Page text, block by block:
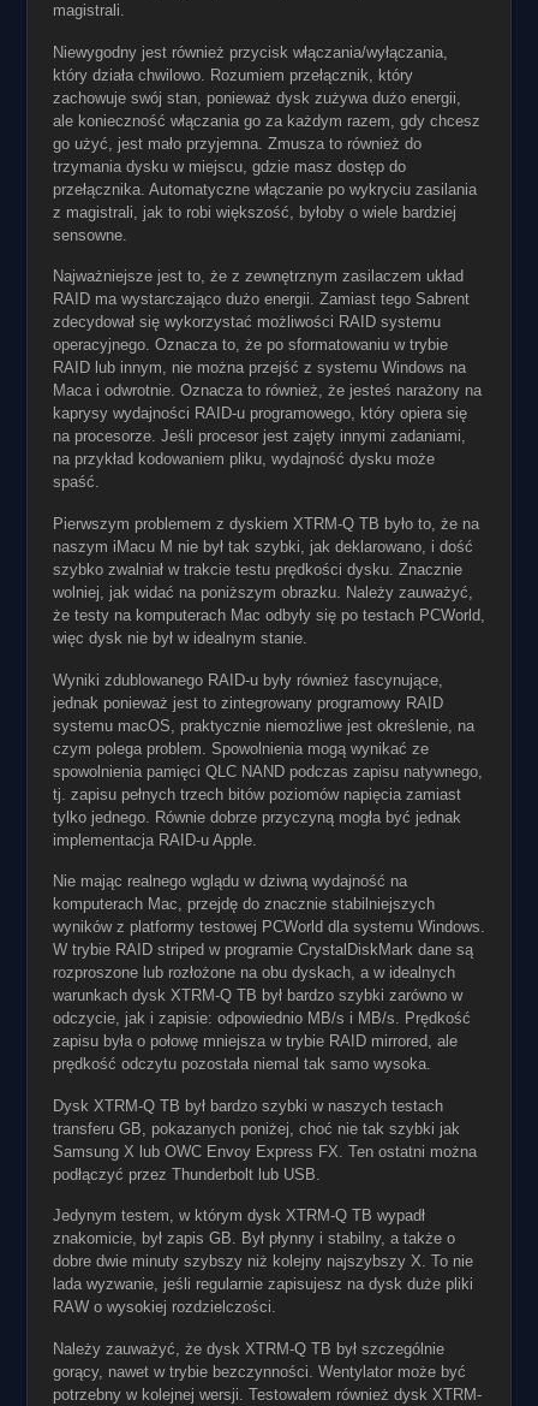
magistrali.
Niewygodny jest również przycisk włączania/wyłączania,
który działa chwilowo. Rozumiem przełącznik, który
zachowuje swój stan, ponieważ dysk zużywa dużo energii,
ale konieczność włączania go za każdym razem, gdy chcesz
go użyć, jest mało przyjemna. Zmusza to również do
trzymania dysku w miejscu, gdzie masz dostęp do
przełącznika. Automatyczne włączanie po wykryciu zasilania
z magistrali, jak to robi większość, byłoby o wiele bardziej
sensowne.
Najważniejsze jest to, że z zewnętrznym zasilaczem układ
RAID ma wystarczająco dużo energii. Zamiast tego Sabrent
zdecydował się wykorzystać możliwości RAID systemu
operacyjnego. Oznacza to, że po sformatowaniu w trybie
RAID lub innym, nie można przejść z systemu Windows na
Maca i odwrotnie. Oznacza to również, że jesteś narażony na
kaprysy wydajności RAID-u programowego, który opiera się
na procesorze. Jeśli procesor jest zajęty innymi zadaniami,
na przykład kodowaniem pliku, wydajność dysku może
spaść.
Pierwszym problemem z dyskiem XTRM-Q TB było to, że na
naszym iMacu M nie był tak szybki, jak deklarowano, i dość
szybko zwalniał w trakcie testu prędkości dysku. Znacznie
wolniej, jak widać na poniższym obrazku. Należy zauważyć,
że testy na komputerach Mac odbyły się po testach PCWorld,
więc dysk nie był w idealnym stanie.
Wyniki zdublowanego RAID-u były również fascynujące,
jednak ponieważ jest to zintegrowany programowy RAID
systemu macOS, praktycznie niemożliwe jest określenie, na
czym polega problem. Spowolnienia mogą wynikać ze
spowolnienia pamięci QLC NAND podczas zapisu natywnego,
tj. zapisu pełnych trzech bitów poziomów napięcia zamiast
tylko jednego. Równie dobrze przyczyną mogła być jednak
implementacja RAID-u Apple.
Nie mając realnego wglądu w dziwną wydajność na
komputerach Mac, przejdę do znacznie stabilniejszych
wyników z platformy testowej PCWorld dla systemu Windows.
W trybie RAID striped w programie CrystalDiskMark dane są
rozproszone lub rozłożone na obu dyskach, a w idealnych
warunkach dysk XTRM-Q TB był bardzo szybki zarówno w
odczycie, jak i zapisie: odpowiednio MB/s i MB/s. Prędkość
zapisu była o połowę mniejsza w trybie RAID mirrored, ale
prędkość odczytu pozostała niemal tak samo wysoka.
Dysk XTRM-Q TB był bardzo szybki w naszych testach
transferu GB, pokazanych poniżej, choć nie tak szybki jak
Samsung X lub OWC Envoy Express FX. Ten ostatni można
podłączyć przez Thunderbolt lub USB.
Jedynym testem, w którym dysk XTRM-Q TB wypadł
znakomicie, był zapis GB. Był płynny i stabilny, a także o
dobre dwie minuty szybszy niż kolejny najszybszy X. To nie
lada wyzwanie, jeśli regularnie zapisujesz na dysk duże pliki
RAW o wysokiej rozdzielczości.
Należy zauważyć, że dysk XTRM-Q TB był szczególnie
gorący, nawet w trybie bezczynności. Wentylator może być
potrzebny w kolejnej wersji. Testowałem również dysk XTRM-